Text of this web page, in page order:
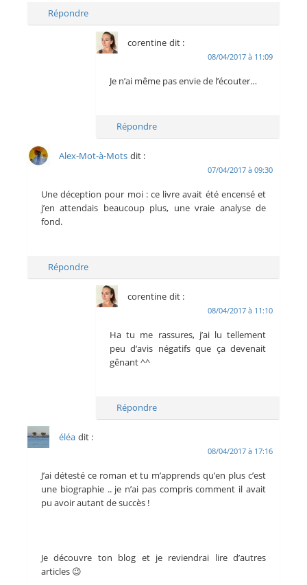
Répondre
corentine dit :
08/04/2017 à 11:09
Je n’ai même pas envie de l’écouter…
Répondre
Alex-Mot-à-Mots dit :
07/04/2017 à 09:30
Une déception pour moi : ce livre avait été encensé et
j’en attendais beaucoup plus, une vraie analyse de
fond.
Répondre
corentine dit :
08/04/2017 à 11:10
Ha tu me rassures, j’ai lu tellement
peu d’avis négatifs que ça devenait
gênant ^^
Répondre
éléa dit :
08/04/2017 à 17:16
J’ai détesté ce roman et tu m’apprends qu’en plus c’est
une biographie .. je n’ai pas compris comment il avait
pu avoir autant de succès !
Je découvre ton blog et je reviendrai lire d’autres
articles 😉